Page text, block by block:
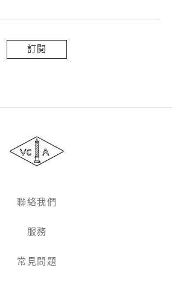
閱
&
Arpels
梵
雅
寶
聯絡我們
服務
常見問題